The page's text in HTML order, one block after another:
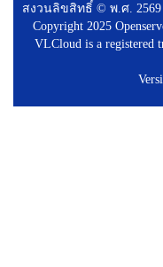
สงวนลิขสิทธิ์ © พ.ศ.
Copyright 2025
VLCloud is a registered